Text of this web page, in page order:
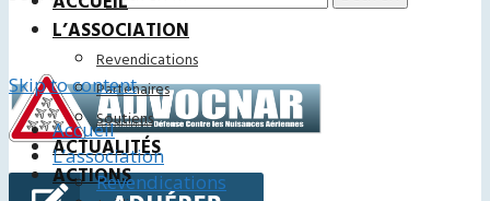
L’ASSOCIATION
Revendications
Partenaires
Soutiens
ACTUALITÉS
ACTIONS
Skip to content
Accueil
L’association
Revendications